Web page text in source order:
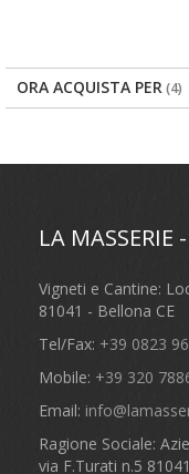
ORA ACQUISTA PER
LA MASSERIE
Vigneti e Cantine:
81041 - Bellona CE
Tel/Fax: +39 0823
Mobile: +39 320
Email:
Ragione Sociale:
via F.Turati n.5